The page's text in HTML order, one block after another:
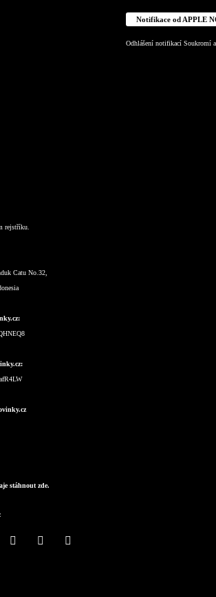
rejstříku.
Catu No.32,
stáhnout zde.
Notifikace od APPLE
Odhlášení notifikací Soukromí